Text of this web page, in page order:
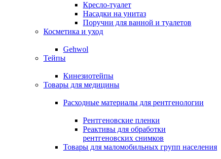
Кресло-туалет
Насадки на унитаз
Поручни для ванной и туалетов
Косметика и уход
Gehwol
Тейпы
Кинезиотейпы
Товары для медицины
Расходные материалы для рентгенологии
Рентгеновские пленки
Реактивы для обработки
рентгеновских снимков
Товары для маломобильных групп населения